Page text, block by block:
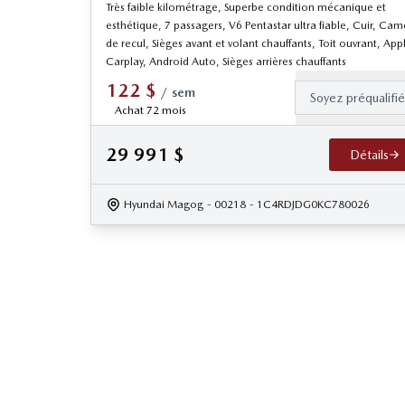
Très faible kilométrage, Superbe condition mécanique et
esthétique, 7 passagers, V6 Pentastar ultra fiable, Cuir,
de recul, Sièges avant et volant chauffants, Toit ouvrant,
Carplay, Android Auto, Sièges arrières chauffants
122 $ / sem
Achat 72 mois
Soyez préqualifié
29 991 $ Détails
Hyundai Magog - 00218 - 1C4RDJDG0KC780026